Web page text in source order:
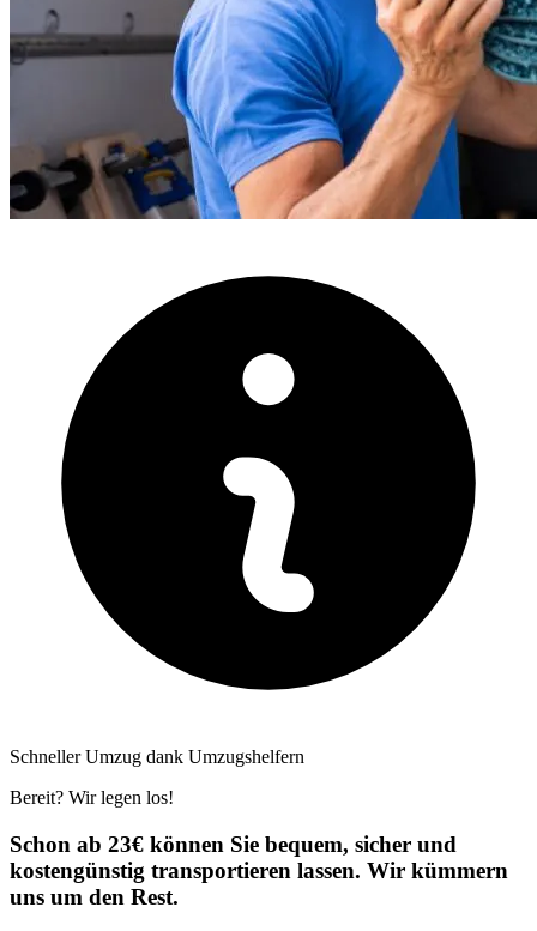
Schneller Umzug dank Umzugshelfern
Bereit? Wir legen los!
Schon ab 23€ können Sie bequem, sicher und
kostengünstig transportieren lassen. Wir kümmern
uns um den Rest.